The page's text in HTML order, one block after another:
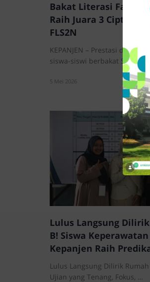
Bakat Literasi
Raih Juara 3 Cipta
FLS2N
KEPANJEN – Prestasi demi
siswa-siswi berbakat SMK
5 Mei 2026
Lulus Langsung
B! Siswa
Kepanjen Raih
Lulus Langsung Dilirik Rumah Sakit
Ujian yang Tenang, Fokus, …